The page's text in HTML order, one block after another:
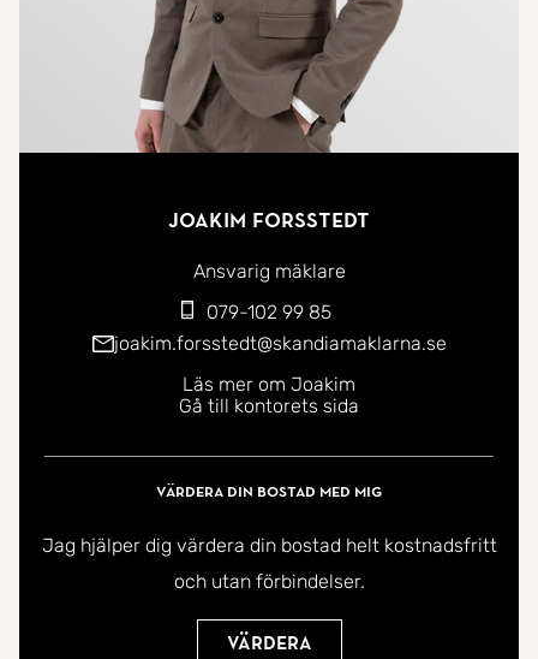
Joakim Forsstedt
Ansvarig mäklare
079-102 99 85
joakim.forsstedt@skandiamaklarna.se
Läs mer om Joakim
Gå till kontorets sida
Värdera din bostad med mig
Jag hjälper dig värdera din bostad helt kostnadsfritt
och utan förbindelser.
Värdera